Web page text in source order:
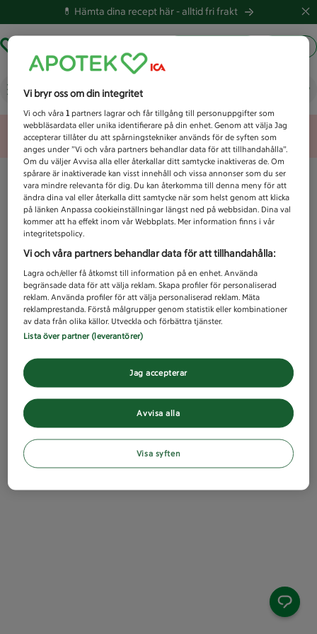
💊 Hämta dina recept här -alltid fri frakt
Vad letar du efter idag?
Unknown error
Vi bryr oss om din integritet
Vi och våra1 partners lagrar och får tillgång till personuppgifter som
webbläsardata eller unika identifierare på din enhet. Genom att välja Jag
accepterar tillåter du att spårningstekniker används för de syften som
anges under ”Vi och våra partners behandlar data för att tillhandahålla”.
Om du väljer Avvisa alla eller återkallar ditt samtycke inaktiveras de. Om
spårare är inaktiverade kan visst innehåll och vissa annonser som du ser
vara mindre relevanta för dig. Du kan återkomma till denna meny för att
ändra dina val eller återkalla ditt samtycke när som helst genom att klicka
på länken Anpassa cookieinställningar längst ned på webbsidan. Dina val
kommer att ha effekt inom vår Webbplats. Mer information finns i vår
integritetspolicy.
Vi och våra partners behandlar data för att tillhandahålla:
Lagra och/eller få åtkomst till information på en enhet. Använda
begränsade data för att välja reklam. Skapa profiler för personaliserad
reklam. Använda profiler för att välja personaliserad reklam. Mäta
reklamprestanda. Förstå målgrupper genom statistik eller kombinationer
av data från olika källor. Utveckla och förbättra tjänster.
Lista över partner (leverantörer)
Avvisa alla
Jag accepterar
Visa syften